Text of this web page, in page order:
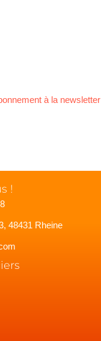
à la newsletter
!
48431 Rheine